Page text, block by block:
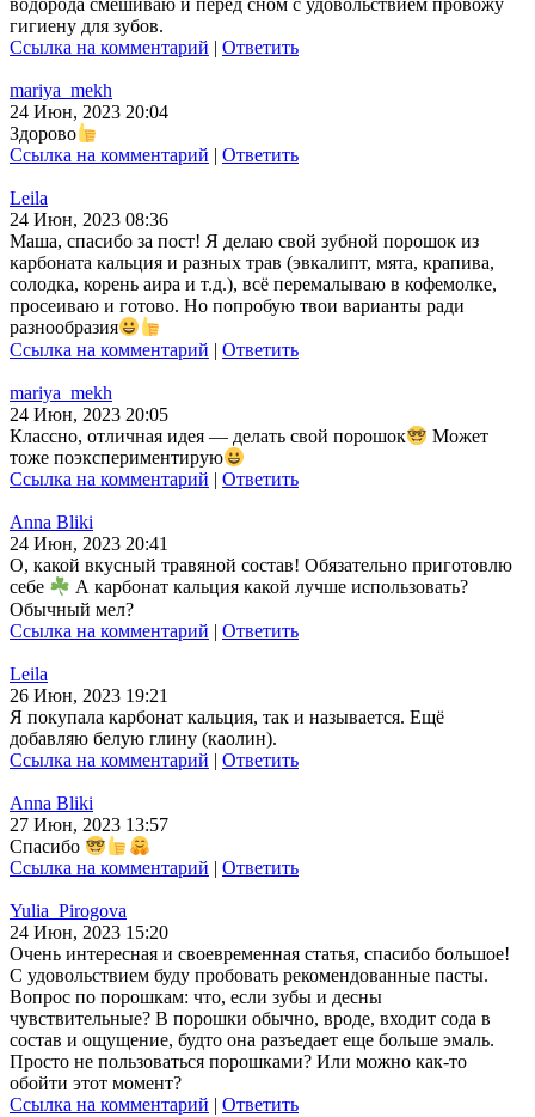
гигиену для зубов.
Ссылка на комментарий | Ответить
mariya_mekh
24 Июн, 2023 20:04
Здорово
Ссылка на комментарий | Ответить
Leila
24 Июн, 2023 08:36
Маша, спасибо за пост! Я делаю свой зубной порошок из
карбоната кальция и разных трав (эвкалипт, мята, крапива,
солодка, корень аира и т.д.), всё перемалываю в кофемолке,
просеиваю и готово. Но попробую твои варианты ради
разнообразия
Ссылка на комментарий | Ответить
mariya_mekh
24 Июн, 2023 20:05
Классно, отличная идея — делать свой порошок
Может
тоже поэкспериментирую
Ссылка на комментарий
Ответить
Anna Bliki
24 Июн, 2023 20:41
О, какой вкусный травяной состав! Обязательно приготовлю
себе
А карбонат кальция какой лучше использовать?
Обычный мел?
Ссылка на комментарий | Ответить
Leila
26 Июн, 2023 19:21
Я покупала карбонат кальция, так и называется. Ещё
добавляю белую глину (каолин).
Ссылка на комментарий | Ответить
Anna Bliki
27 Июн, 2023 13:57
Спасибо
Ссылка на комментарий | Ответить
Yulia_Pirogova
24 Июн, 2023 15:20
Очень интересная и своевременная статья, спасибо большое!
С удовольствием буду пробовать рекомендованные пасты.
Вопрос по порошкам: что, если зубы и десны
чувствительные? В порошки обычно, вроде, входит сода в
состав и ощущение, будто она разъедает еще больше эмаль.
Просто не пользоваться порошками? Или можно как-то
обойти этот момент?
Ссылка на комментарий | Ответить